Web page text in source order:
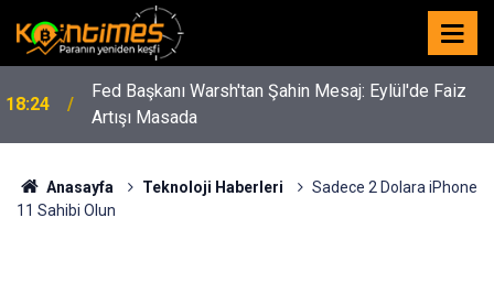
18:24
Fed Başkanı Warsh'tan Şahin Mesaj: Eylül'de Faiz
Artışı Masada
Anasayfa Teknoloji Haberleri
Sadece 2 Dolara iPhone
11 Sahibi Olun